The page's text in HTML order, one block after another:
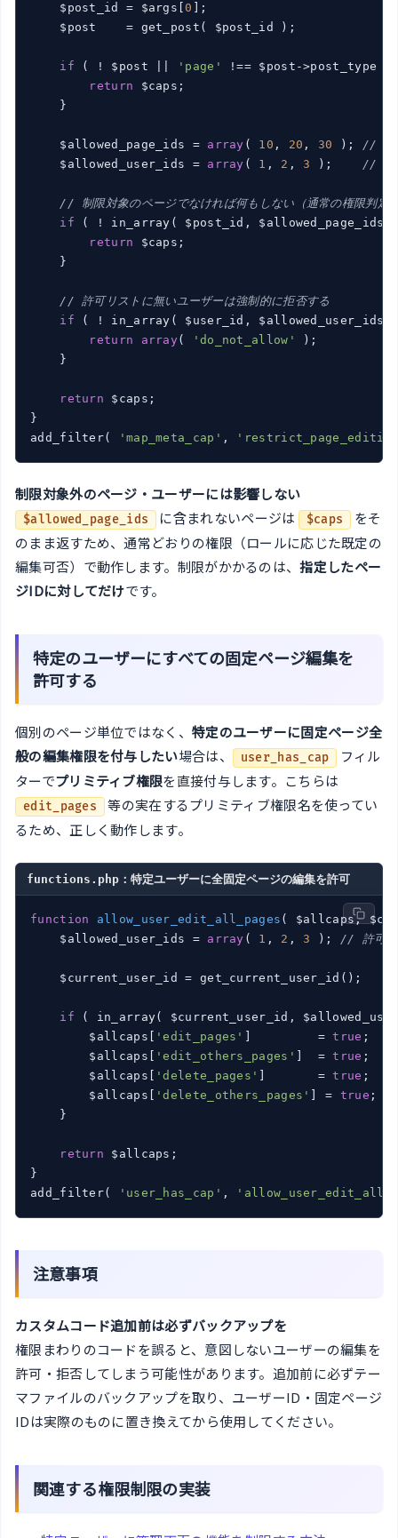
    $post_id = $args[
0
];
    $post    = get_post( $post_id );
if ( ! $post || 'page'
!== $post->post_type
return $caps;
    }
    $allowed_page_ids =
array ( 10 , 20 , 30 ); // 制
    $allowed_user_ids =
array ( 1 , 2 , 3 ); // 編
// 制限対象のページでなければ何もしない（通常の権限判定
if ( ! in_array( $post_id,
return $caps;
    }
// 許可リストに無いユーザーは強制的に拒否する
if ( ! in_array( $user_id,
return
array ( 'do_not_allow'
);
    }
return $caps;
}
add_filter(
'map_meta_cap' ,
制限対象外のページ・ユーザーには影響しない
$allowed_page_ids に含まれないページは $caps
をそ
のまま返すため、通常どおりの権限（ロールに応じた既定の
編集可否）で動作します。制限がかかるのは、指定したペー
ジIDに対してだけです。
特定のユーザーにすべての固定ページ編集を
許可する
個別のページ単位ではなく、 特定のユーザーに固定ページ全
般の編集権限を付与したい場合は、 user_has_cap
フィル
ターでプリミティブ権限を直接付与します。こちらは
edit_pages
等の実在するプリミティブ権限名を使ってい
るため、正しく動作します。
functions.php：特定ユーザーに全固定ページの編集を許可
function allow_user_edit_all_pages ( $allcaps,
    $allowed_user_ids =
array ( 1 , 2 , 3 ); // 許可す
    $current_user_id = get_current_user_id();
if ( in_array( $current_user_id,
        $allcaps[
'edit_pages' ]         = true ;
        $allcaps[
'edit_others_pages' ]  = true ;
        $allcaps[
'delete_pages' ]       = true ;
        $allcaps[
'delete_others_pages' ] = true ;
    }
return $allcaps;
}
add_filter(
'user_has_cap' ,
注意事項
カスタムコード追加前は必ずバックアップを
権限まわりのコードを誤ると、意図しないユーザーの編集を
許可・拒否してしまう可能性があります。追加前に必ずテー
マファイルのバックアップを取り、ユーザーID・固定ページ
IDは実際のものに置き換えてから使用してください。
関連する権限制限の実装